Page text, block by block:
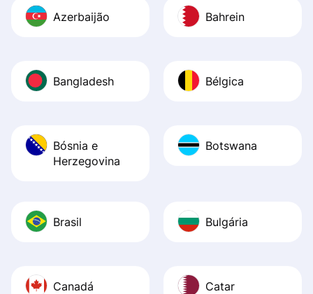
Azerbaijão Bahrein
Bangladesh Bélgica
Bósnia e
Herzegovina
Botswana
Brasil Bulgária
Canadá Catar